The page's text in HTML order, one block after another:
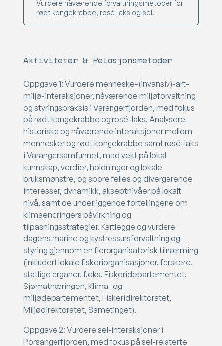
Vurdere nåværende forvaltningsmetoder for
rødt kongekrabbe, rosé-laks og sel.
Aktiviteter & Relasjonsmetoder
Oppgave 1: Vurdere menneske-(invansiv)-art-
miljø-interaksjoner, nåværende miljøforvaltning
og styringspraksis i Varangerfjorden, med fokus
på rødt kongekrabbe og rosé-laks. Analysere
historiske og nåværende interaksjoner mellom
mennesker og rødt kongekrabbe samt rosé-laks
i Varangersamfunnet, med vekt på lokal
kunnskap, verdier, holdninger og lokale
bruksmønstre, og spore felles og divergerende
interesser, dynamikk, akseptnivåer på lokalt
nivå, samt de underliggende fortellingene om
klimaendringers påvirkning og
tilpasningsstrategier. Kartlegge og vurdere
dagens marine og kystressursforvaltning og
styring gjennom en flerorganisatorisk tilnærming
(inkludert lokale fiskeriorganisasjoner, forskere,
statlige organer, f.eks. Fiskeridepartementet,
Sjømatnæringen, Klima- og
miljødepartementet, Fiskeridirektoratet,
Miljødirektoratet, Sametinget).
Oppgave 2: Vurdere sel-interaksjoner i
Porsangerfjorden, med fokus på sel-relaterte